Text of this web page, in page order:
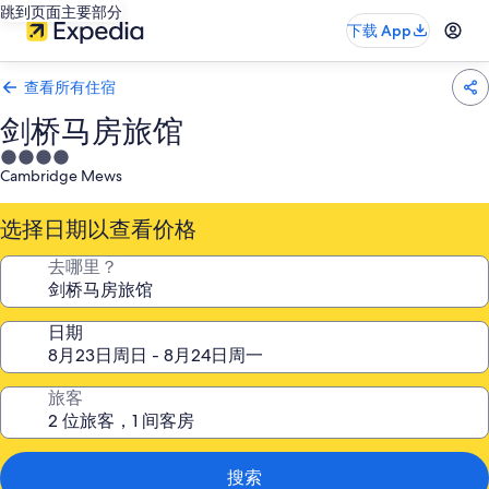
跳到页面主要部分
下载 App
查看所有住宿
剑桥马房旅馆
4.0
星
住
宿
Cambridge Mews
选择日期以查看价格
去哪里？
日期
旅客
搜索